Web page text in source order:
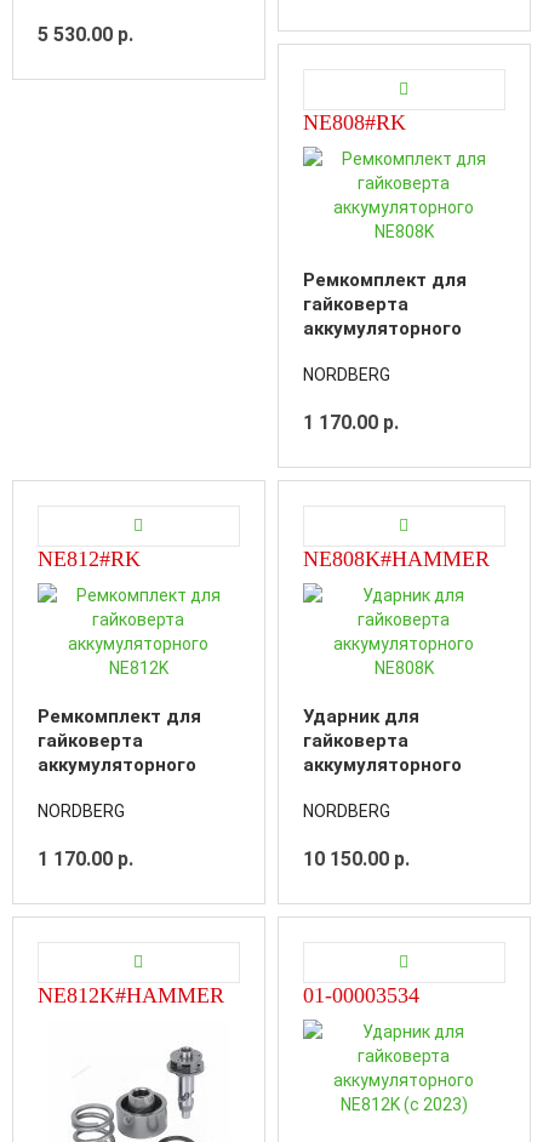
5 530.00 р.
NE808#RK
Ремкомплект для
гайковерта
аккумуляторного
NORDBERG
1 170.00 р.
NE812#RK
Ремкомплект для
гайковерта
аккумуляторного
NORDBERG
1 170.00 р.
NE808K#HAMMER
Ударник для
гайковерта
аккумуляторного
NORDBERG
10 150.00 р.
NE812K#HAMMER 01-00003534